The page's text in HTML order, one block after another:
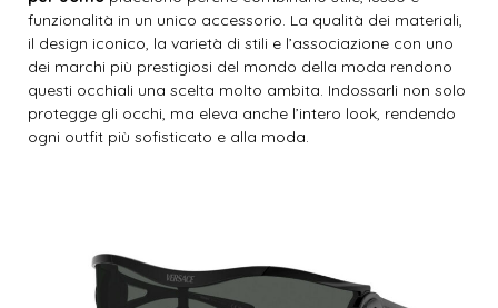
funzionalità in un unico accessorio. La qualità dei materiali,
il design iconico, la varietà di stili e l’associazione con uno
dei marchi più prestigiosi del mondo della moda rendono
questi occhiali una scelta molto ambita. Indossarli non solo
protegge gli occhi, ma eleva anche l’intero look, rendendo
ogni outfit più sofisticato e alla moda.